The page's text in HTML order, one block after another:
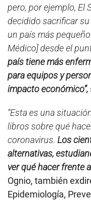
pero, por ejemplo, El
decidido sacrificar
un país más
Médico] desde el
país tiene más
para equipos y
impacto económico”,
“Esta es una
libros sobre qué
coronavirus. Los
alternativas,
ver qué hacer frente
Ognio, también
Epidemiología,